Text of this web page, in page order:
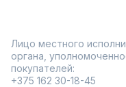
Лицо местного
органа,
покупателей:
+375 162 30-18-45